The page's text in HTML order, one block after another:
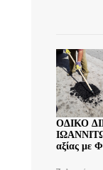
ΟΔΙΚΟ
αξίας